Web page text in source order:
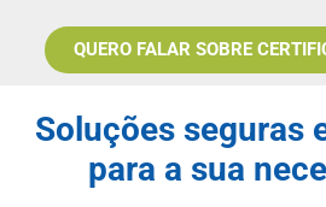
QUERO FALAR SOBRE
Soluções seguras
para a sua